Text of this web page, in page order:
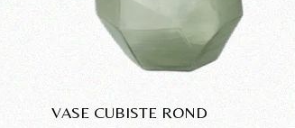
VASE CUBISTE ROND